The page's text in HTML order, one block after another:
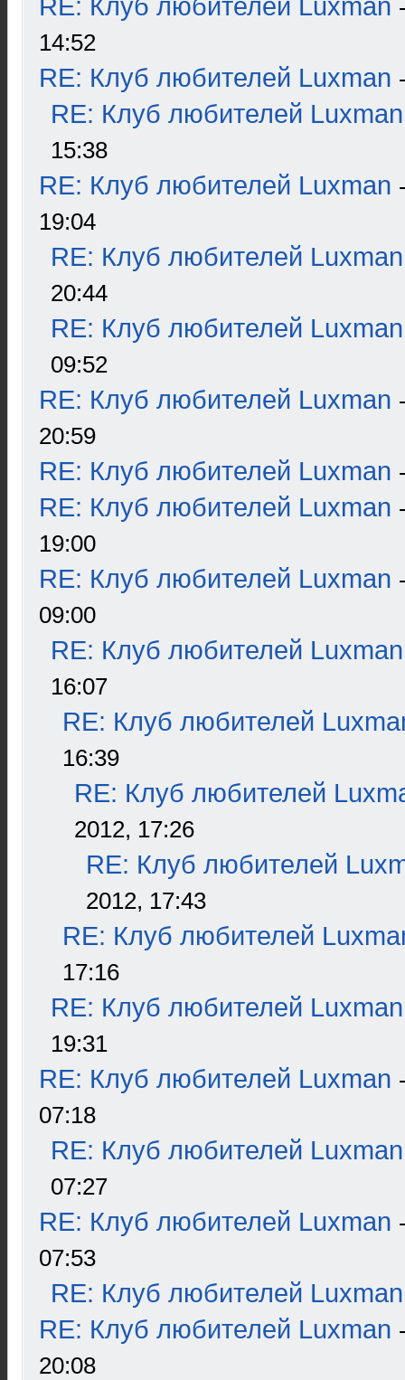
RE: Клуб любителей Luxman
14:52
RE: Клуб любителей Luxman
RE: Клуб любителей Luxman
15:38
RE: Клуб любителей Luxman
19:04
RE: Клуб любителей Luxman
20:44
RE: Клуб любителей Luxman
09:52
RE: Клуб любителей Luxman
20:59
RE: Клуб любителей Luxman
RE: Клуб любителей Luxman
19:00
RE: Клуб любителей Luxman
09:00
RE: Клуб любителей Luxman
16:07
RE: Клуб любителей
16:39
RE: Клуб любителей
2012, 17:26
RE: Клуб любителей
2012, 17:43
RE: Клуб любителей
17:16
RE: Клуб любителей Luxman
19:31
RE: Клуб любителей Luxman
07:18
RE: Клуб любителей Luxman
07:27
RE: Клуб любителей Luxman
07:53
RE: Клуб любителей Luxman
RE: Клуб любителей Luxman
20:08